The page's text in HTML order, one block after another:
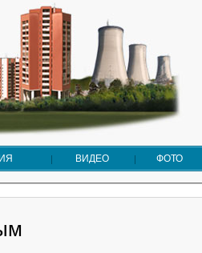
ВИДЕО ФОТО